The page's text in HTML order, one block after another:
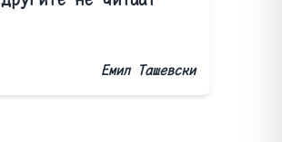
Емил Ташевски